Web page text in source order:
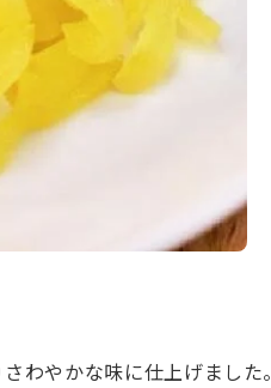
わやかな味に仕上げました。